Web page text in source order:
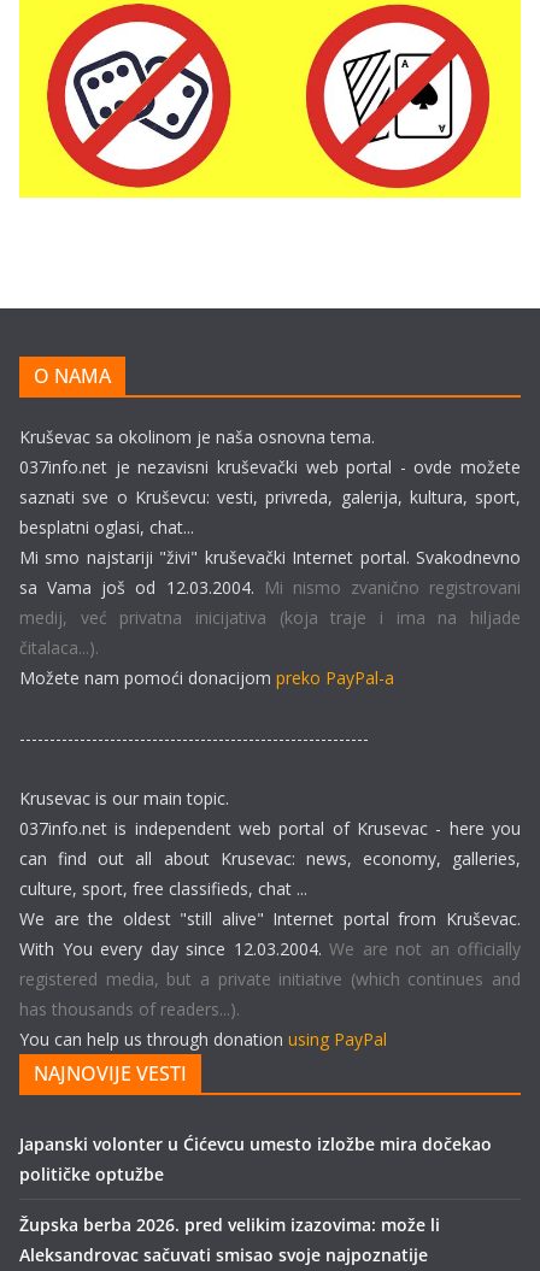
O NAMA
Kruševac sa okolinom je naša osnovna tema.
037info.net je nezavisni kruševački web portal - ovde možete
saznati sve o Kruševcu: vesti, privreda, galerija, kultura, sport,
besplatni oglasi, chat...
Mi smo najstariji "živi" kruševački Internet portal. Svakodnevno
sa Vama još od 12.03.2004. Mi nismo zvanično registrovani
medij, već privatna inicijativa (koja traje i ima na hiljade
čitalaca...).
Možete nam pomoći donacijom preko PayPal-a
----------------------------------------------------------
Krusevac is our main topic.
037info.net is independent web portal of Krusevac - here you
can find out all about Krusevac: news, economy, galleries,
culture, sport, free classifieds, chat ...
We are the oldest "still alive" Internet portal from Kruševac.
With You every day since 12.03.2004. We are not an officially
registered media, but a private initiative (which continues and
has thousands of readers...).
You can help us through donation using PayPal
NAJNOVIJE VESTI
Japanski volonter u Ćićevcu umesto izložbe mira dočekao
političke optužbe
Župska berba 2026. pred velikim izazovima: može li
Aleksandrovac sačuvati smisao svoje najpoznatije